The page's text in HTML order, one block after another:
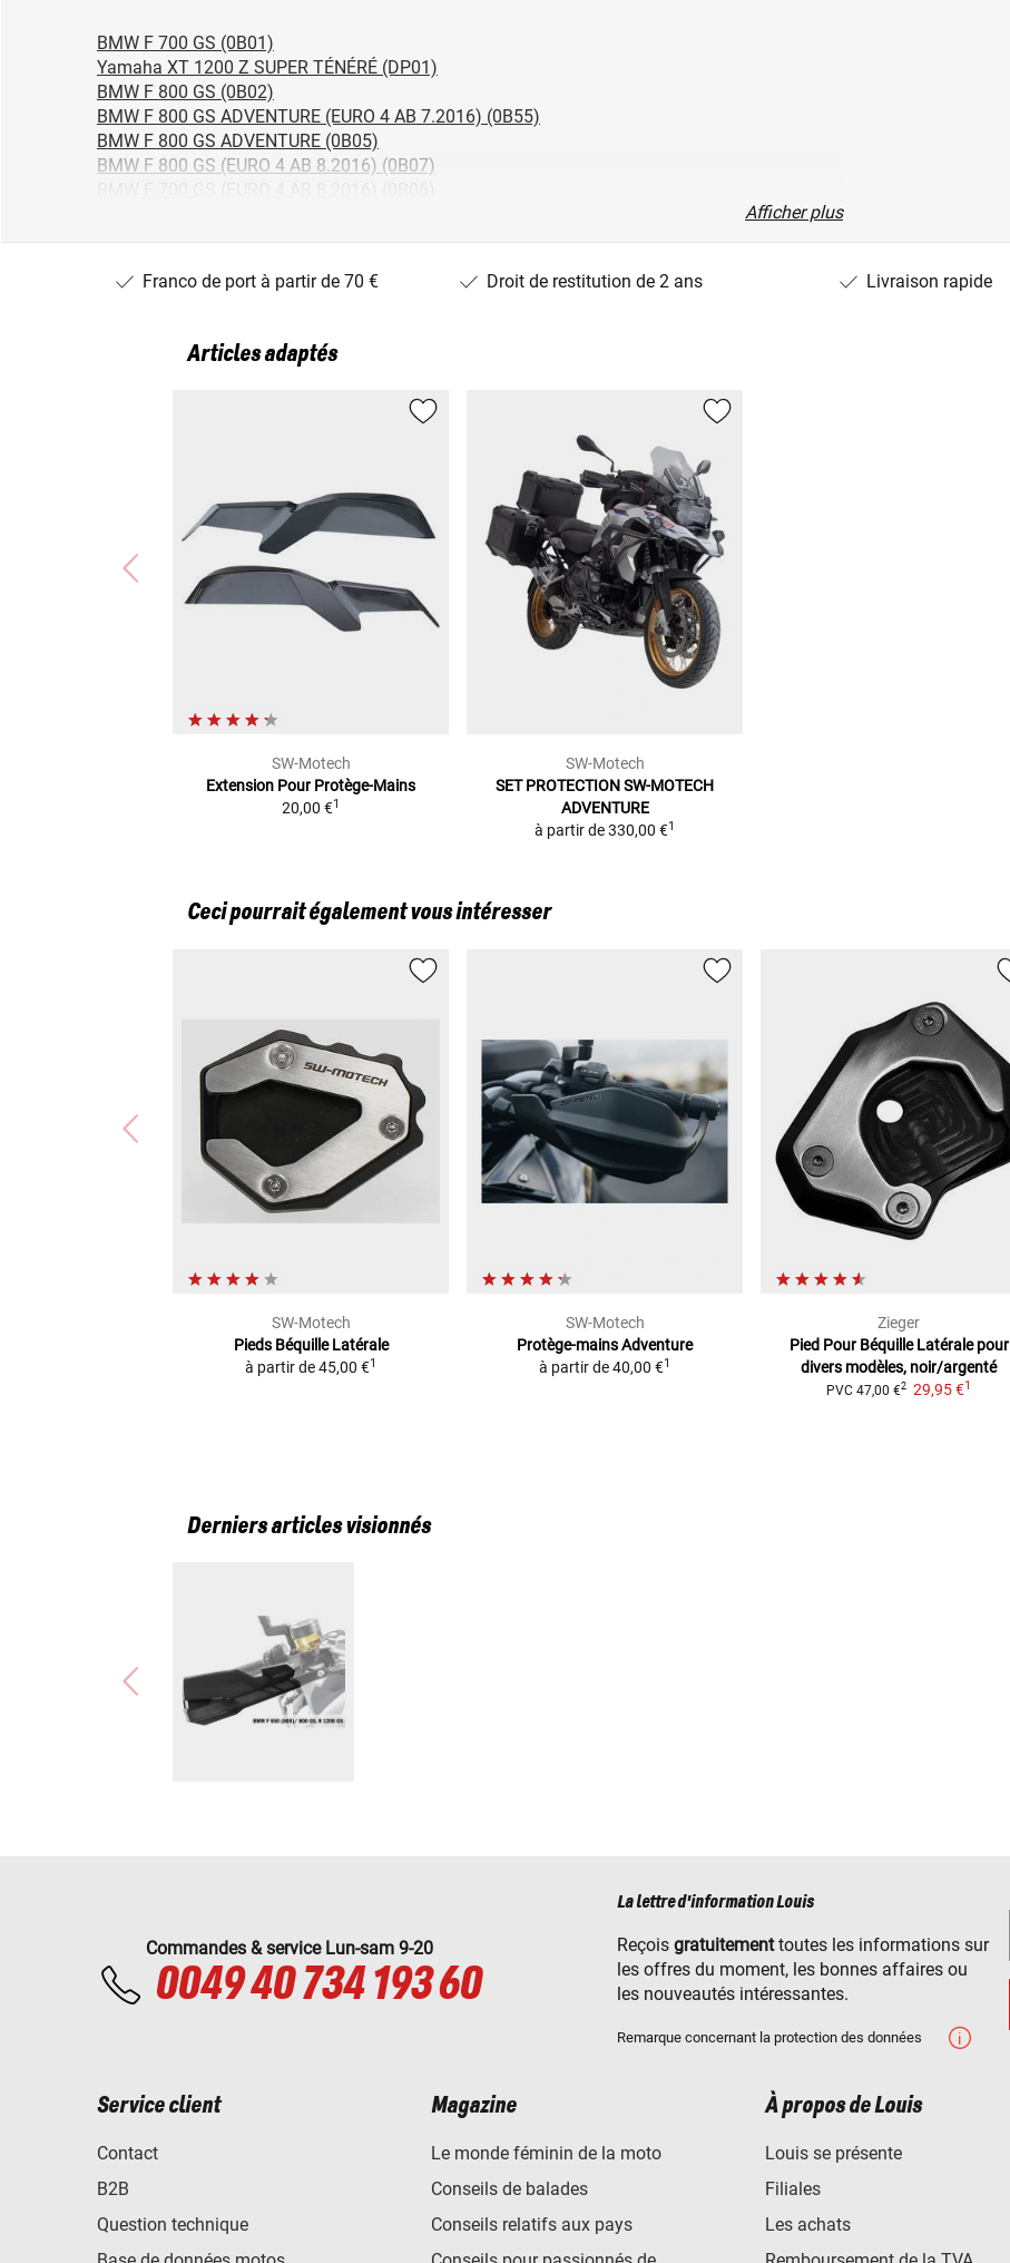
BMW F 700 GS (0B01)
Yamaha XT 1200 Z SUPER TÉNÉRÉ (DP01)
BMW F 800 GS (0B02)
BMW F 800 GS ADVENTURE (EURO 4 AB 7.2016) (0B55)
BMW F 800 GS ADVENTURE (0B05)
BMW F 800 GS (EURO 4 AB 8.2016) (0B07)
Afficher plus
Franco de port à partir de 70 € Droit de restitution de 2 ans Livraison rapide
Articles adaptés
SW-Motech
Extension Pour Protège-Mains
20,00 €1
SW-Motech
SET PROTECTION SW-MOTECH
ADVENTURE
à partir de330,00 €1
Ceci pourrait également vous intéresser
SW-Motech
Pieds Béquille Latérale
à partir de45,00 €1
SW-Motech
Protège-mains Adventure
à partir de40,00 €1
Zieger
Pied Pour Béquille Latérale pour
divers modèles, noir/argenté
PVC 47,00 €2 29,95 €1
Derniers articles visionnés
Commandes & service Lun-sam 9-20
0049 40 734 193 60
La lettre d'information Louis
Reçois gratuitementtoutes les informations sur
les offres du moment, les bonnes affaires ou
les nouveautés intéressantes.
Remarque concernant la protection des données
Service client
Contact
B2B
Question technique
Magazine
Le monde féminin de la moto
Conseils de balades
Conseils relatifs aux pays
À propos de Louis
Louis se présente
Filiales
Les achats